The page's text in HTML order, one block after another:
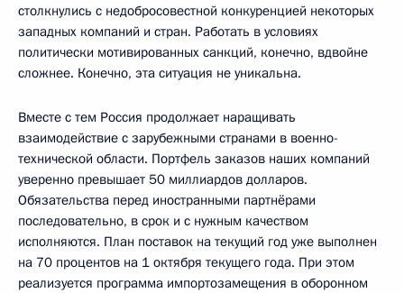
столкнулись с недобросовестной конкуренцией некоторых
западных компаний и стран. Работать в условиях
политически мотивированных санкций, конечно, вдвойне
сложнее. Конечно, эта ситуация не уникальна.
Вместе с тем Россия продолжает наращивать
взаимодействие с зарубежными странами в военно-
технической области. Портфель заказов наших компаний
уверенно превышает 50 миллиардов долларов.
Обязательства перед иностранными партнёрами
последовательно, в срок и с нужным качеством
исполняются. План поставок на текущий год уже выполнен
на 70 процентов на 1 октября текущего года. При этом
реализуется программа импортозамещения в оборонном